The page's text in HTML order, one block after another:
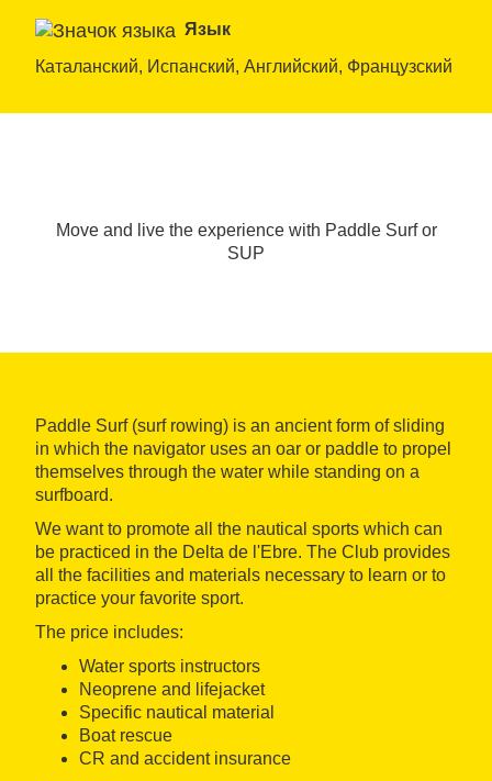
Язык
Каталанский, Испанский, Английский, Французский
Move and live the experience with Paddle Surf or
SUP
Paddle Surf (surf rowing) is an ancient form of sliding
in which the navigator uses an oar or paddle to propel
themselves through the water while standing on a
surfboard.
We want to promote all the nautical sports which can
be practiced in the Delta de l'Ebre. The Club provides
all the facilities and materials necessary to learn or to
practice your favorite sport.
The price includes:
Water sports instructors
Neoprene and lifejacket
Specific nautical material
Boat rescue
CR and accident insurance